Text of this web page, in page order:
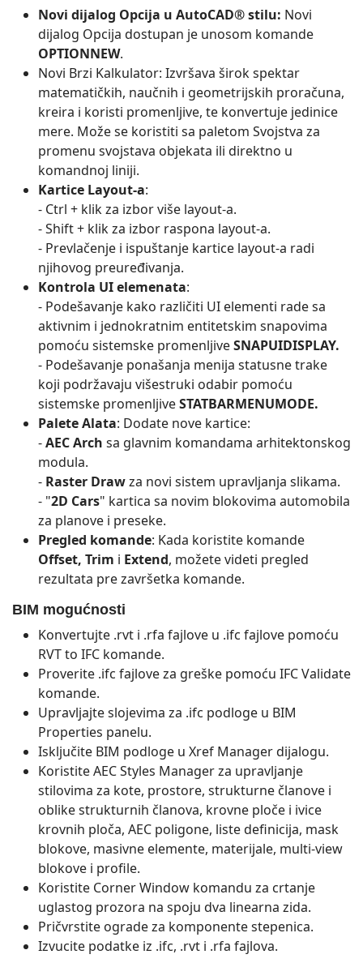
Novi dijalog Opcija u AutoCAD® stilu: Novi
dijalog Opcija dostupan je unosom komande
OPTIONNEW.
Novi Brzi Kalkulator: Izvršava širok spektar
matematičkih, naučnih i geometrijskih proračuna,
kreira i koristi promenljive, te konvertuje jedinice
mere. Može se koristiti sa paletom Svojstva za
promenu svojstava objekata ili direktno u
komandnoj liniji.
Kartice Layout-a:
- Ctrl + klik za izbor više layout-a.
- Shift + klik za izbor raspona layout-a.
- Prevlačenje i ispuštanje kartice layout-a radi
njihovog preuređivanja.
Kontrola UI elemenata:
- Podešavanje kako različiti UI elementi rade sa
aktivnim i jednokratnim entitetskim snapovima
pomoću sistemske promenljiveSNAPUIDISPLAY.
- Podešavanje ponašanja menija statusne trake
koji podržavaju višestruki odabir pomoću
sistemske promenljiveSTATBARMENUMODE.
Palete Alata: Dodate nove kartice:
-AEC Arch sa glavnim komandama arhitektonskog
modula.
- Raster Drawza novi sistem upravljanja slikama.
- "2D Cars" kartica sa novim blokovima automobila
za planove i preseke.
Pregled komande: Kada koristite komande
Offset, Trim i Extend, možete videti pregled
rezultata pre završetka komande.
BIM mogućnosti
Konvertujte .rvt i .rfa fajlove u .ifc fajlove pomoću
RVT to IFC komande.
Proverite .ifc fajlove za greške pomoću IFC Validate
komande.
Upravljajte slojevima za .ifc podloge u BIM
Properties panelu.
Isključite BIM podloge u Xref Manager dijalogu.
Koristite AEC Styles Manager za upravljanje
stilovima za kote, prostore, strukturne članove i
oblike strukturnih članova, krovne ploče i ivice
krovnih ploča, AEC poligone, liste definicija, mask
blokove, masivne elemente, materijale, multi-view
blokove i profile.
Koristite Corner Window komandu za crtanje
uglastog prozora na spoju dva linearna zida.
Pričvrstite ograde za komponente stepenica.
Izvucite podatke iz .ifc, .rvt i .rfa fajlova.